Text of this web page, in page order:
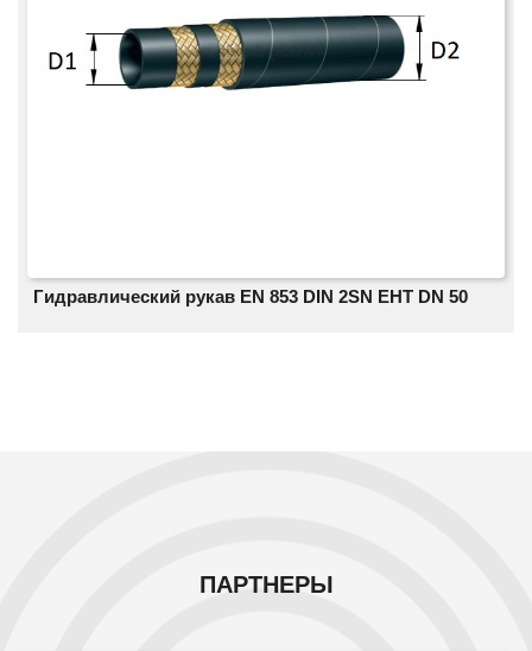
Гидравлический рукав EN 853 DIN 2SN EHT DN 50
ПАРТНЕРЫ